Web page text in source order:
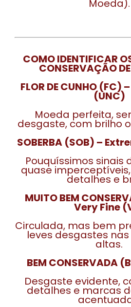
Moeda).
COMO IDENTIFICAR
CONSERVAÇÃO
FLOR DE CUNHO
(UNC)
Moeda perfeita,
desgaste, com brilho
SOBERBA (SOB) –
Pouquíssimos sinais
quase
detalhes e
MUITO BEM
Very Fine
Circulada, mas bem
leves desgastes
altas.
BEM CONSERVADA
Desgaste evidente,
detalhes e marcas